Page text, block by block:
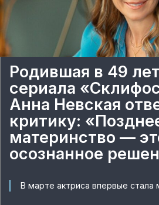
Родившая в 49
сериала
Анна Невская
критику:
материнство —
осознанное
В марте актриса впервые стала